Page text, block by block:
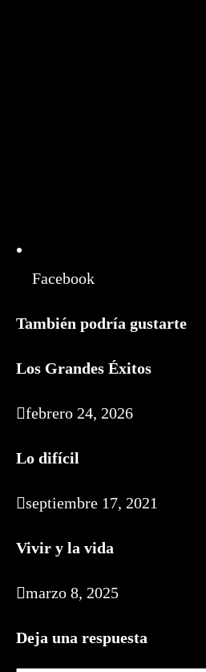
Facebook
También podría gustarte
Los Grandes Éxitos
febrero 24, 2026
Lo difícil
septiembre 17, 2021
Vivir y la vida
marzo 8, 2025
Deja una respuesta